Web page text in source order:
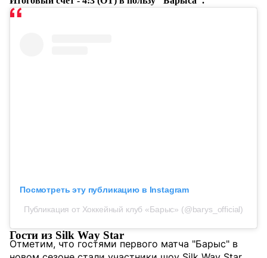
Посмотреть эту публикацию в Instagram
Публикация от Хоккейный клуб «Барыс» (@barys_official)
Гости из Silk Way Star
Отметим, что гостями первого матча "Барыс" в